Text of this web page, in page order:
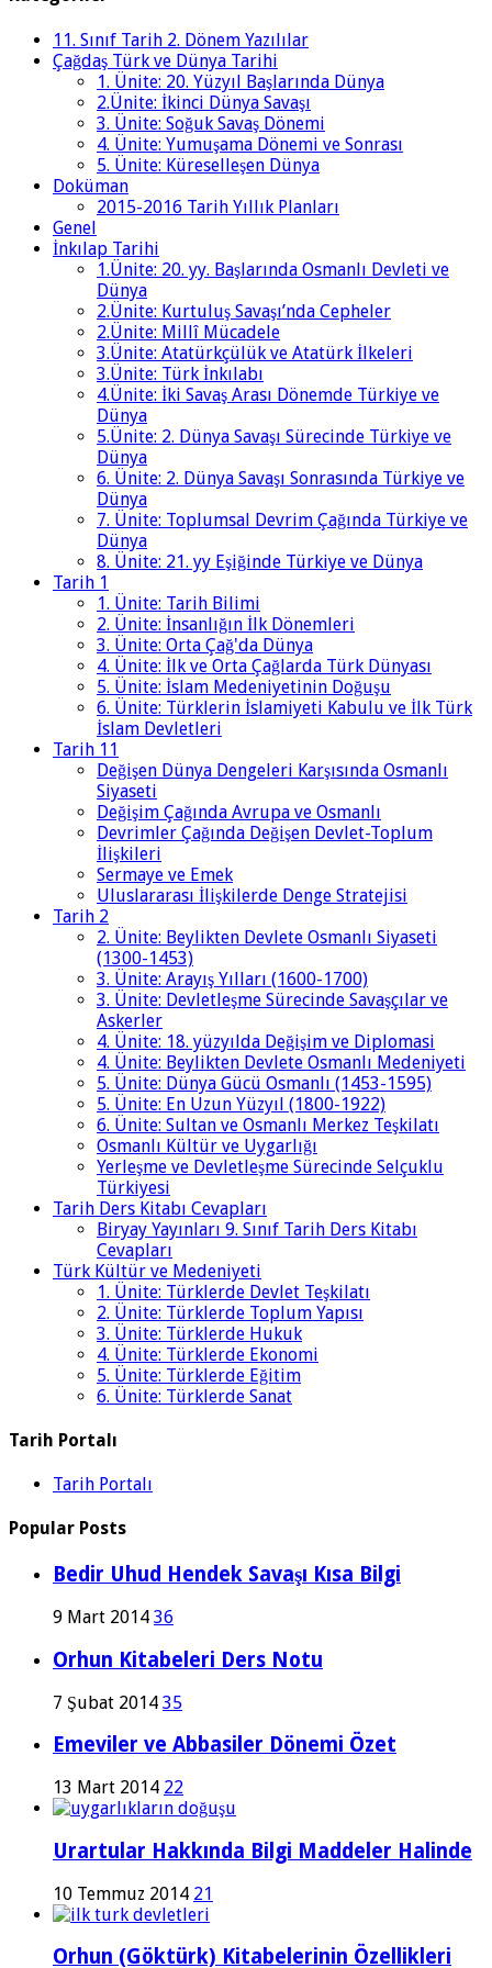
11. Sınıf Tarih 2. Dönem Yazılılar
Çağdaş Türk ve Dünya Tarihi
1. Ünite: 20. Yüzyıl Başlarında Dünya
2.Ünite: İkinci Dünya Savaşı
3. Ünite: Soğuk Savaş Dönemi
4. Ünite: Yumuşama Dönemi ve Sonrası
5. Ünite: Küreselleşen Dünya
Doküman
2015-2016 Tarih Yıllık Planları
Genel
İnkılap Tarihi
1.Ünite: 20. yy. Başlarında Osmanlı Devleti ve
Dünya
2.Ünite: Kurtuluş Savaşı’nda Cepheler
2.Ünite: Millî Mücadele
3.Ünite: Atatürkçülük ve Atatürk İlkeleri
3.Ünite: Türk İnkılabı
4.Ünite: İki Savaş Arası Dönemde Türkiye ve
Dünya
5.Ünite: 2. Dünya Savaşı Sürecinde Türkiye ve
Dünya
6. Ünite: 2. Dünya Savaşı Sonrasında Türkiye ve
Dünya
7. Ünite: Toplumsal Devrim Çağında Türkiye ve
Dünya
8. Ünite: 21. yy Eşiğinde Türkiye ve Dünya
Tarih 1
1. Ünite: Tarih Bilimi
2. Ünite: İnsanlığın İlk Dönemleri
3. Ünite: Orta Çağ'da Dünya
4. Ünite: İlk ve Orta Çağlarda Türk Dünyası
5. Ünite: İslam Medeniyetinin Doğuşu
6. Ünite: Türklerin İslamiyeti Kabulu ve İlk Türk
İslam Devletleri
Tarih 11
Değişen Dünya Dengeleri Karşısında Osmanlı
Siyaseti
Değişim Çağında Avrupa ve Osmanlı
Devrimler Çağında Değişen Devlet-Toplum
İlişkileri
Sermaye ve Emek
Uluslararası İlişkilerde Denge Stratejisi
Tarih 2
2. Ünite: Beylikten Devlete Osmanlı Siyaseti
(1300-1453)
3. Ünite: Arayış Yılları (1600-1700)
3. Ünite: Devletleşme Sürecinde Savaşçılar ve
Askerler
4. Ünite: 18. yüzyılda Değişim ve Diplomasi
4. Ünite: Beylikten Devlete Osmanlı Medeniyeti
5. Ünite: Dünya Gücü Osmanlı (1453-1595)
5. Ünite: En Uzun Yüzyıl (1800-1922)
6. Ünite: Sultan ve Osmanlı Merkez Teşkilatı
Osmanlı Kültür ve Uygarlığı
Yerleşme ve Devletleşme Sürecinde Selçuklu
Türkiyesi
Tarih Ders Kitabı Cevapları
Biryay Yayınları 9. Sınıf Tarih Ders Kitabı
Cevapları
Türk Kültür ve Medeniyeti
1. Ünite: Türklerde Devlet Teşkilatı
2. Ünite: Türklerde Toplum Yapısı
3. Ünite: Türklerde Hukuk
4. Ünite: Türklerde Ekonomi
5. Ünite: Türklerde Eğitim
6. Ünite: Türklerde Sanat
Tarih Portalı
Tarih Portalı
Popular Posts
Bedir Uhud Hendek Savaşı Kısa Bilgi
9 Mart 2014 36
Orhun Kitabeleri Ders Notu
7 Şubat 2014 35
Emeviler ve Abbasiler Dönemi Özet
13 Mart 2014 22
Urartular Hakkında Bilgi Maddeler Halinde
10 Temmuz 2014 21
Orhun (Göktürk) Kitabelerinin Özellikleri